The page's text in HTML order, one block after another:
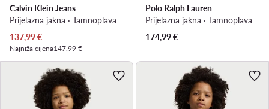
Calvin Klein Jeans
Prijelazna jakna · Tamnoplava
Trenutna cijena
137,99€
Najniža cijena147,99 €
Polo Ralph Lauren
Prijelazna jakna · Tamnoplava
174,99€